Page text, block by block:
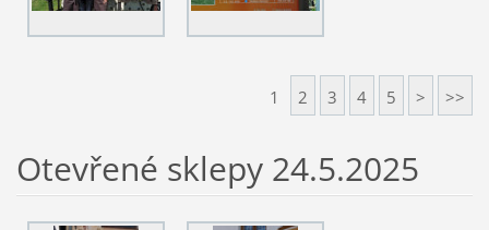
1 2 3 4 5 > >>
Otevřené sklepy 24.5.2025